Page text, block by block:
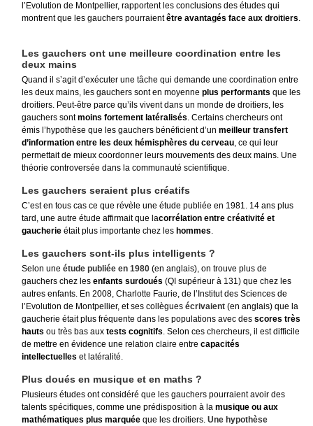
l’Evolution de Montpellier, rapportent les conclusions des études qui
montrent que les gauchers pourraientêtre avantagés face aux droitiers.
Les gauchers ont une meilleure coordination entre les
deux mains
Quand il s’agit d’exécuter une tâche qui demande une coordination entre
les deux mains, les gauchers sont en moyenne plus performants que les
droitiers. Peut-être parce qu’ils vivent dans un monde de droitiers, les
gauchers sontmoins fortement latéralisés. Certains chercheurs ont
émis l’hypothèse que les gauchers bénéficient d’un meilleur transfert
d’information entre les deux hémisphères du cerveau, ce qui leur
permettait de mieux coordonner leurs mouvements des deux mains. Une
théorie controversée dans la communauté scientifique.
Les gauchers seraient plus créatifs
C’est en tous cas ce que révèle une étude publiée en 1981. 14 ans plus
tard, une autre étude affirmait que lacorrélation entre créativité et
gaucherie était plus importante chez les hommes.
Les gauchers sont-ils plus intelligents ?
Selon une étude publiée en 1980 (en anglais), on trouve plus de
gauchers chez les enfants surdoués (QI supérieur à 131) que chez les
autres enfants. En 2008, Charlotte Faurie, de l’Institut des Sciences de
l’Evolution de Montpellier, et ses collègues écrivaient (en anglais) que la
gaucherie était plus fréquente dans les populations avec des scores très
hauts ou très bas aux tests cognitifs. Selon ces chercheurs, il est difficile
de mettre en évidence une relation claire entre capacités
intellectuelles et latéralité.
Plus doués en musique et en maths ?
Plusieurs études ont considéré que les gauchers pourraient avoir des
talents spécifiques, comme une prédisposition à la musique ou aux
mathématiques plus marquée que les droitiers. Une hypothèse